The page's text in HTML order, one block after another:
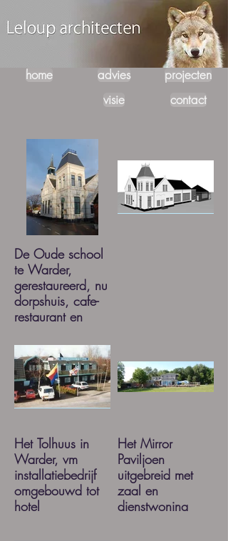
projecten
visie
advies
home
contact
De Oude school
te Warder,
gerestaureerd, nu
dorpshuis, cafe-
restaurant en
Het Tolhuus in
Warder, vm
installatiebedrijf
omgebouwd tot
hotel
Het Mirror
Paviljoen
uitgebreid met
zaal en
dienstwoning